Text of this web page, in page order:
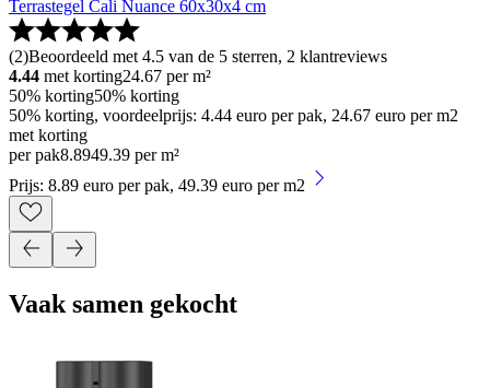
Terrastegel Cali Nuance 60x30x4 cm
(2)Beoordeeld met 4.5 van de 5 sterren, 2 klantreviews
4.44 met korting24.67 per m²
50% korting50% korting
50% korting, voordeelprijs: 4.44 euro per pak, 24.67 euro per m2
met korting
per pak8.8949.39 per m²
Prijs: 8.89 euro per pak, 49.39 euro per m2
Vaak samen gekocht